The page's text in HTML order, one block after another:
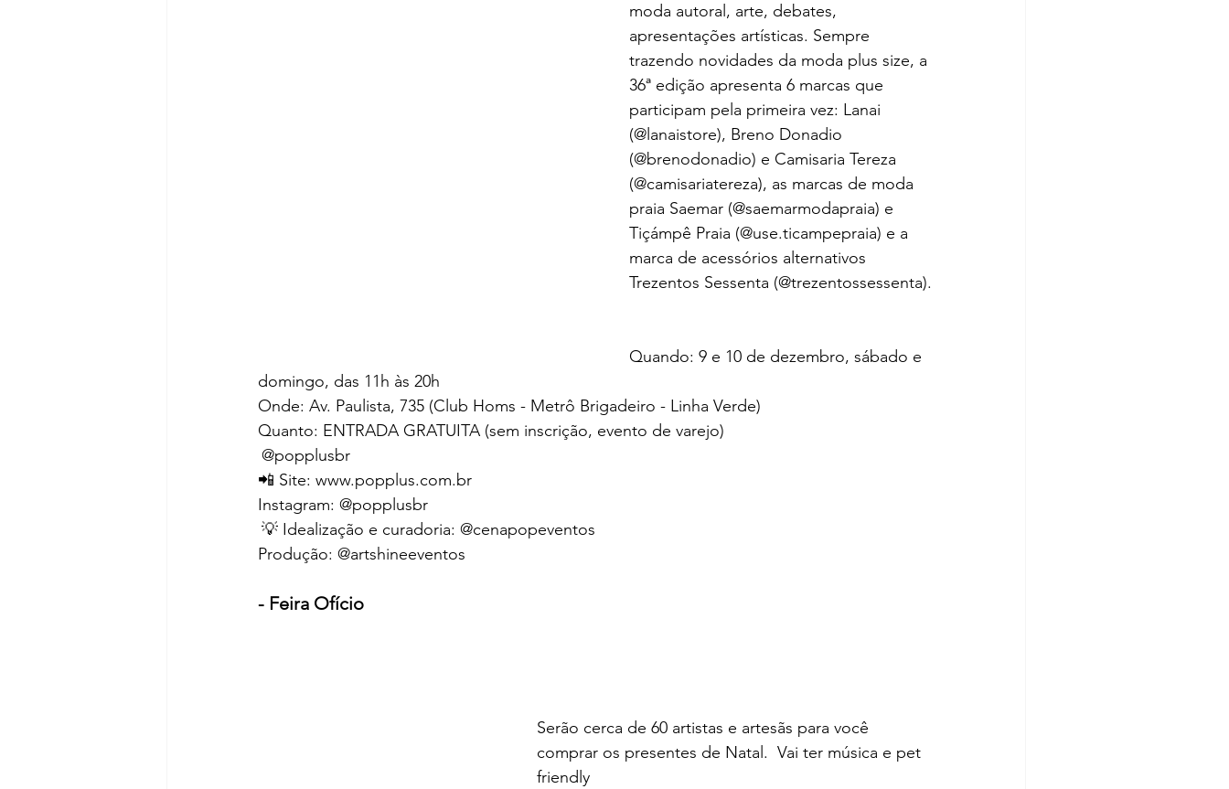
moda autoral, arte, debates,
apresentações artísticas. Sempre
trazendo novidades da moda plus size, a
36ª edição apresenta 6 marcas que
participam pela primeira vez: Lanai
(@lanaistore), Breno Donadio
(@brenodonadio) e Camisaria Tereza
(@camisariatereza), as marcas de moda
praia Saemar (@saemarmodapraia) e
Tiçámpê Praia (@use.ticampepraia) e a
marca de acessórios alternativos
Trezentos Sessenta (@trezentossessenta).
Quando: 9 e 10 de dezembro, sábado e
domingo, das 11h às 20h
Onde: Av. Paulista, 735 (Club Homs - Metrô Brigadeiro - Linha Verde)
Quanto: ENTRADA GRATUITA (sem inscrição, evento de varejo)
@popplusbr
📲 Site: www.popplus.com.br
Instagram: @popplusbr
💡 Idealização e curadoria: @cenapopeventos
Produção: @artshineeventos
- Feira Ofício
Serão cerca de 60 artistas e artesãs para você
comprar os presentes de Natal. Vai ter música e pet
friendly